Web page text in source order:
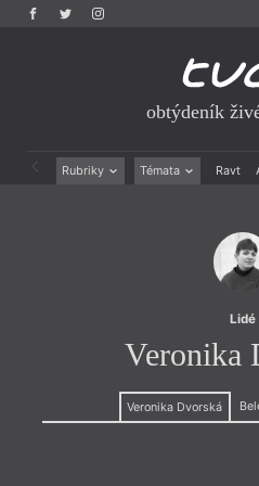
obtýdeník
Rubriky Témata Ravt
Lidé
Veronika
Veronika Dvorská